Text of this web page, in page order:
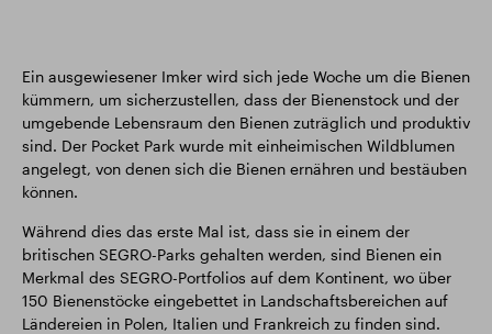
Ein ausgewiesener Imker wird sich jede Woche um die Bienen
kümmern, um sicherzustellen, dass der Bienenstock und der
umgebende Lebensraum den Bienen zuträglich und produktiv
sind. Der Pocket Park wurde mit einheimischen Wildblumen
angelegt, von denen sich die Bienen ernähren und bestäuben
können.
Während dies das erste Mal ist, dass sie in einem der
britischen SEGRO-Parks gehalten werden, sind Bienen ein
Merkmal des SEGRO-Portfolios auf dem Kontinent, wo über
150 Bienenstöcke eingebettet in Landschaftsbereichen auf
Ländereien in Polen, Italien und Frankreich zu finden sind.